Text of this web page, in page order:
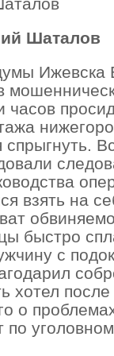
Шаталов
Ижевска
взять на
быстро
с
хотел после
о
по